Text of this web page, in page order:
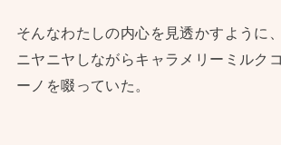
そんなわたしの内心を見透かすように
ニヤニヤしながらキャラメリーミルク
ーノを啜っていた。